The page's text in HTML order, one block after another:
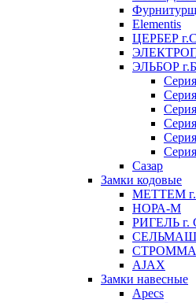
Elementis
ЦЕРБЕР
ЭЛЬБОР
Сазар
Замки кодовые
МЕТТЕМ
НОРА-М
РИГЕЛЬ г.
СЕЛЬМАШ
AJAX
Замки навесные
Apecs